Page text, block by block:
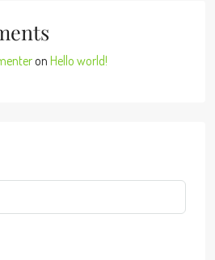
on Hello world!